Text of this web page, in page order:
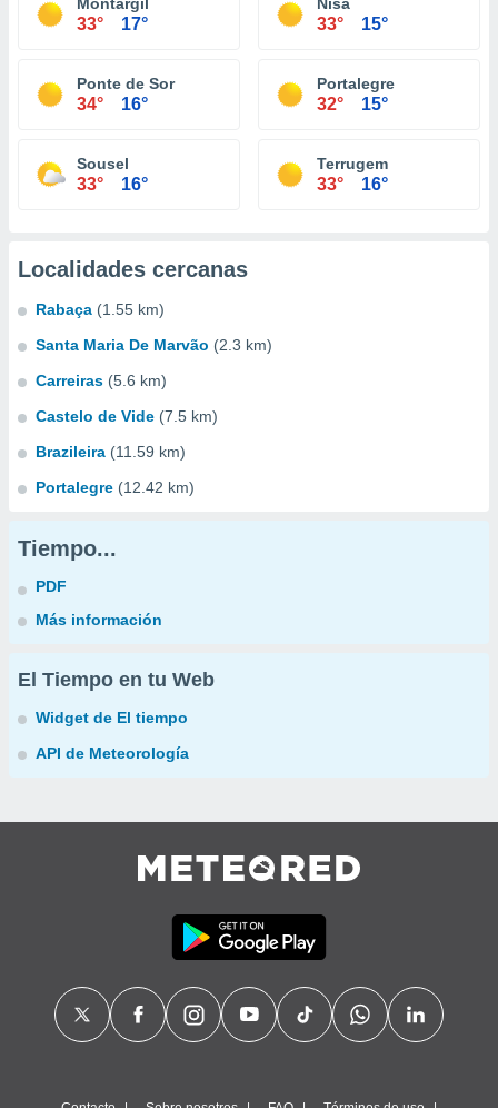
33° 17° 33° 15°
Ponte de Sor
34° 16°
Portalegre
32° 15°
Sousel
33° 16°
Terrugem
33° 16°
Localidades cercanas
Rabaça (1.55 km)
Santa Maria De Marvão (2.3 km)
Carreiras (5.6 km)
Castelo de Vide (7.5 km)
Brazileira (11.59 km)
Portalegre (12.42 km)
Tiempo...
PDF
Más información
El Tiempo en tu Web
Widget de El tiempo
API de Meteorología